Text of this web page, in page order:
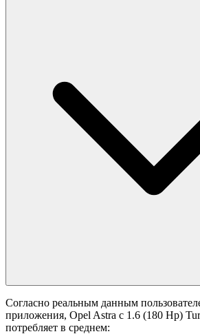
Согласно реальным данным
приложения, Opel Astra с 1.6 (180 Hp)
потребляет в среднем: